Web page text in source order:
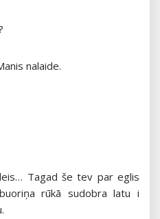
nalaide.
Tagad še tev par eglis
rūkā sudobra latu i